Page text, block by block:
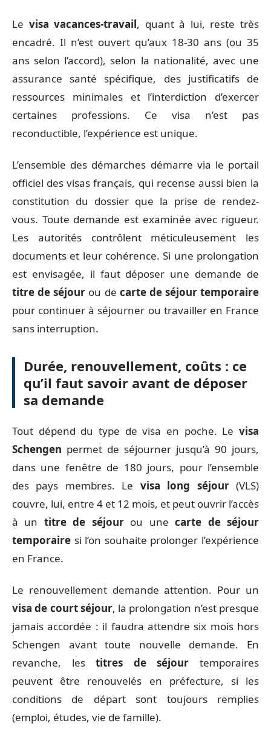
Le visa vacances-travail, quant à lui, reste très
encadré. Il n’est ouvert qu’aux 18-30 ans (ou 35
ans selon l’accord), selon la nationalité, avec une
assurance santé spécifique, des justificatifs de
ressources minimales et l’interdiction d’exercer
certaines professions. Ce visa n’est pas
reconductible, l’expérience est unique.
L’ensemble des démarches démarre via le portail
officiel des visas français, qui recense aussi bien la
constitution du dossier que la prise de rendez-
vous. Toute demande est examinée avec rigueur.
Les autorités contrôlent méticuleusement les
documents et leur cohérence. Si une prolongation
est envisagée, il faut déposer une demande de
titre de séjour ou de carte de séjour temporaire
pour continuer à séjourner ou travailler en France
sans interruption.
Durée, renouvellement, coûts : ce
qu’il faut savoir avant de déposer
sa demande
Tout dépend du type de visa en poche. Le visa
Schengen permet de séjourner jusqu’à 90 jours,
dans une fenêtre de 180 jours, pour l’ensemble
des pays membres. Le visa long séjour(VLS)
couvre, lui, entre 4 et 12 mois, et peut ouvrir l’accès
à un titre de séjourou unecarte de séjour
temporaire si l’on souhaite prolonger l’expérience
en France.
Le renouvellement demande attention. Pour un
visa de court séjour, la prolongation n’est presque
jamais accordée : il faudra attendre six mois hors
Schengen avant toute nouvelle demande. En
revanche, lestitres de séjour temporaires
peuvent être renouvelés en préfecture, si les
conditions de départ sont toujours remplies
(emploi, études, vie de famille).